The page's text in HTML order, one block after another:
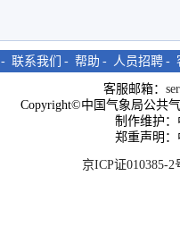
- 联系我们 - 帮助 - 人员招聘 -
客服邮箱：
Copyright©中国气象局公共
制作维护
郑重声明
京ICP证010385-2